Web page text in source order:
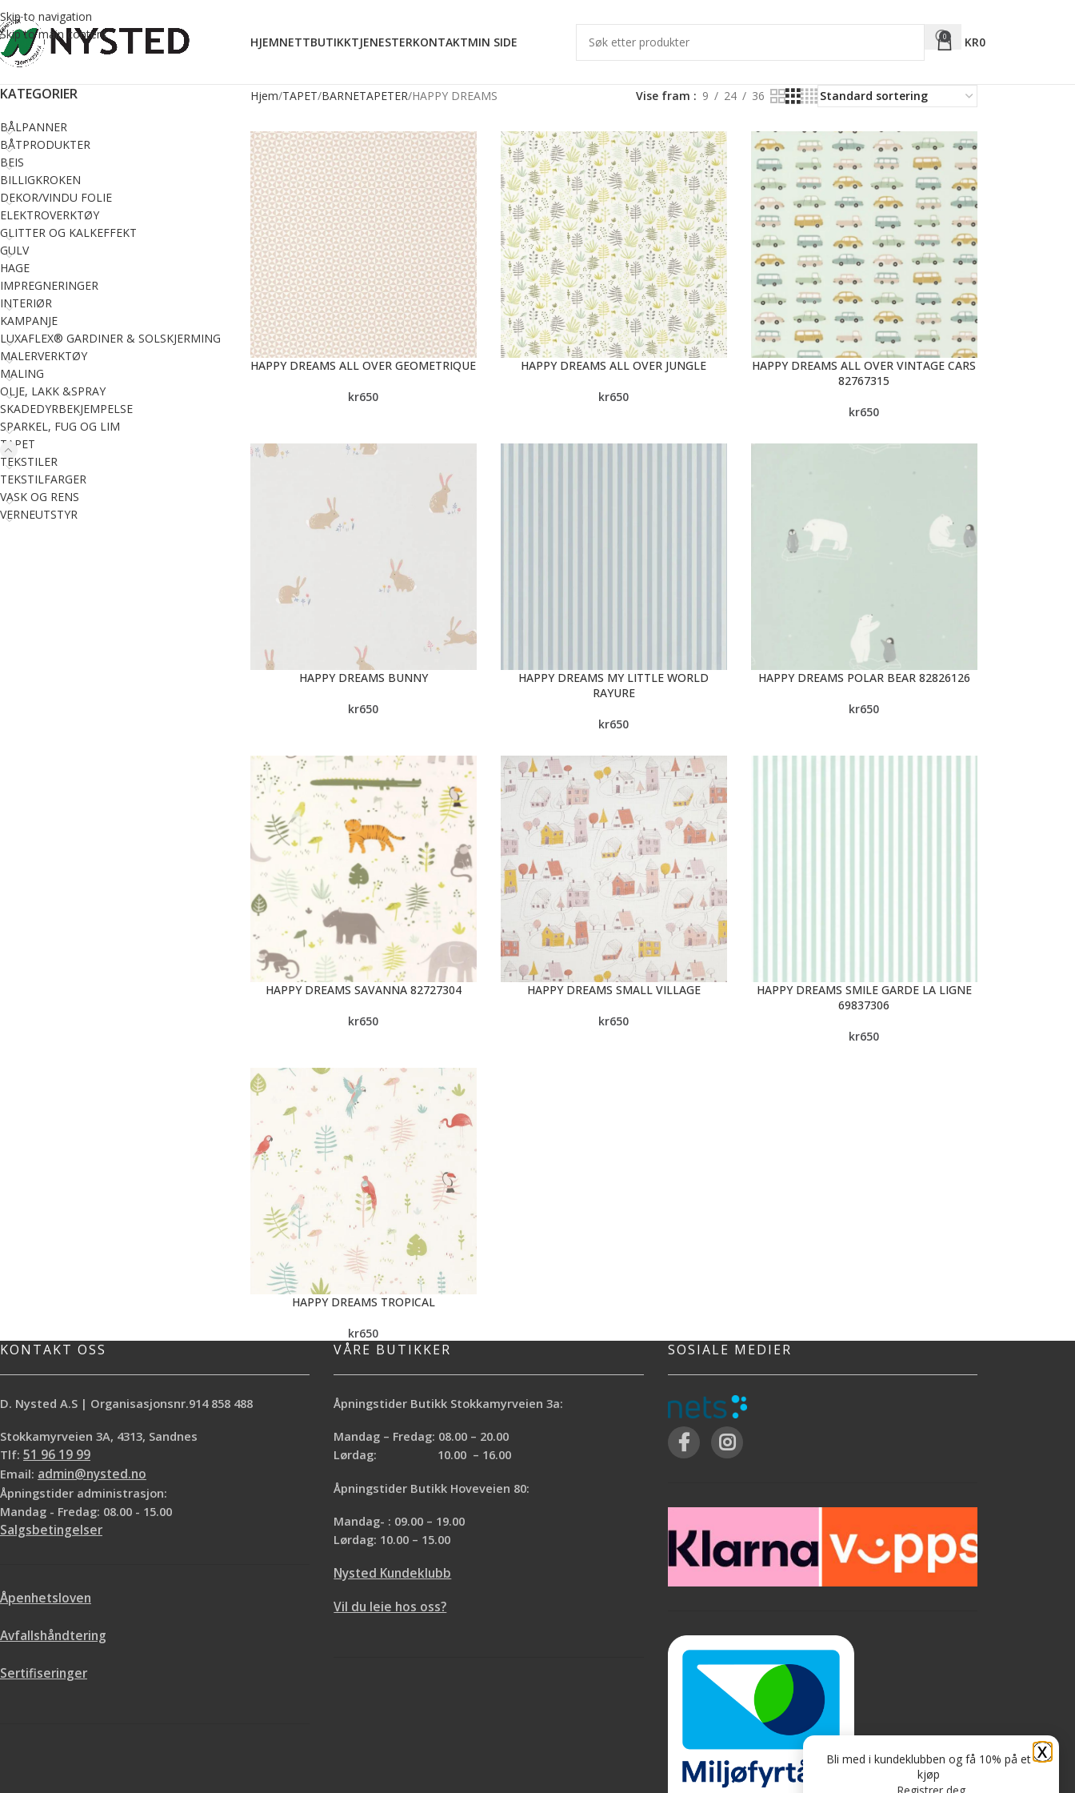
Skip to navigation
Skip to main content
HJEMNETTBUTIKKTJENESTERKONTAKTMIN SIDE 0 KR0
KATEGORIER
BÅLPANNER
BÅTPRODUKTER
BEIS
BILLIGKROKEN
DEKOR/VINDU FOLIE
ELEKTROVERKTØY
GLITTER OG KALKEFFEKT
GULV
HAGE
IMPREGNERINGER
INTERIØR
KAMPANJE
LUXAFLEX® GARDINER & SOLSKJERMING
MALERVERKTØY
MALING
OLJE, LAKK &SPRAY
SKADEDYRBEKJEMPELSE
SPARKEL, FUG OG LIM
TAPET
TEKSTILER
TEKSTILFARGER
VASK OG RENS
VERNEUTSTYR
Hjem TAPET BARNETAPETER HAPPY DREAMS Vise fram 9 24 36
HAPPY DREAMS ALL OVER GEOMETRIQUE
kr650
HAPPY DREAMS ALL OVER JUNGLE
kr650
HAPPY DREAMS ALL OVER VINTAGE CARS
82767315
kr650
HAPPY DREAMS BUNNY
kr650
HAPPY DREAMS MY LITTLE WORLD
RAYURE
kr650
HAPPY DREAMS POLAR BEAR 82826126
kr650
HAPPY DREAMS SAVANNA 82727304
kr650
HAPPY DREAMS SMALL VILLAGE
kr650
HAPPY DREAMS SMILE GARDE LA LIGNE
69837306
kr650
HAPPY DREAMS TROPICAL
kr650
KONTAKT OSS
D. Nysted A.S | Organisasjonsnr.914 858 488
Stokkamyrveien 3A, 4313, Sandnes
Tlf: 51 96 19 99
Email: admin@nysted.no
Åpningstider administrasjon:
Mandag - Fredag: 08.00 - 15.00
Salgsbetingelser
Åpenhetsloven
Avfallshåndtering
Sertifiseringer
VÅRE BUTIKKER
Åpningstider Butikk Stokkamyrveien 3a:
Mandag – Fredag: 08.00 – 20.00
Lørdag: 10.00 – 16.00
Åpningstider Butikk Hoveveien 80:
Mandag- : 09.00 – 19.00
Lørdag: 10.00 – 15.00
Nysted Kundeklubb
Vil du leie hos oss?
SOSIALE MEDIER
X
Bli med i kundeklubben og få 10% på et
kjøp